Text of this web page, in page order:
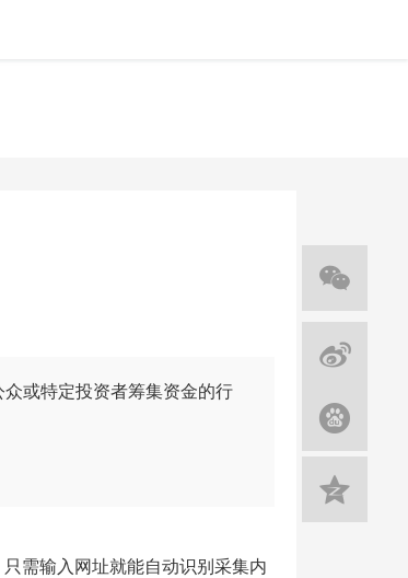
或特定投资者筹集资金的行
需输入网址就能自动识别采集内